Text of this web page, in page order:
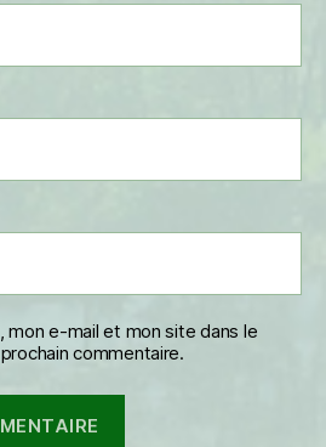
mon e-mail et mon site dans le
commentaire.